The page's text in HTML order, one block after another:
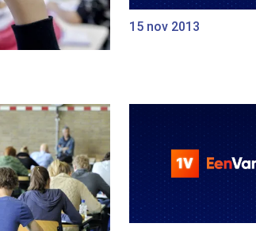
15 nov 2013